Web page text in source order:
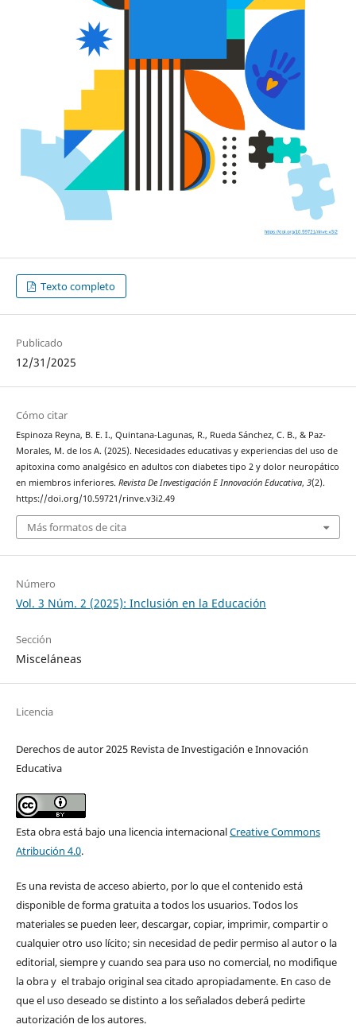
Texto completo
Publicado
12/31/2025
Cómo citar
Espinoza Reyna, B. E. I., Quintana-Lagunas, R., Rueda Sánchez, C. B., & Paz-
Morales, M. de los A. (2025). Necesidades educativas y experiencias del uso de
apitoxina como analgésico en adultos con diabetes tipo 2 y dolor neuropático
en miembros inferiores. Revista De Investigación E Innovación Educativa, 3(2).
https://doi.org/10.59721/rinve.v3i2.49
Más formatos de cita
Número
Vol. 3 Núm. 2 (2025): Inclusión en la Educación
Sección
Misceláneas
Licencia
Derechos de autor 2025 Revista de Investigación e Innovación
Educativa
Esta obra está bajo una licencia internacionalCreative Commons
Atribución 4.0.
Es una revista de acceso abierto, por lo que el contenido está
disponible de forma gratuita a todos los usuarios. Todos los
materiales se pueden leer, descargar, copiar, imprimir, compartir o
cualquier otro uso lícito; sin necesidad de pedir permiso al autor o la
editorial, siempre y cuando sea para uso no comercial, no modifique
la obra y el trabajo original sea citado apropiadamente. En caso de
que el uso deseado se distinto a los señalados deberá pedirte
autorización de los autores.